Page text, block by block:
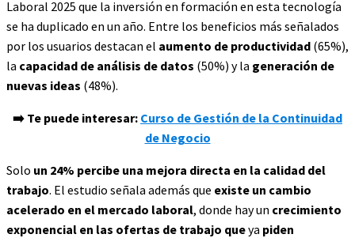
Laboral 2025 que la inversión en formación en esta tecnología
se ha duplicado en un año. Entre los beneficios más señalados
por los usuarios destacan el aumento de productividad (65%),
la capacidad de análisis de datos (50%) y la generación de
nuevas ideas (48%).
➡️ Te puede interesar: Curso de Gestión de la Continuidad
de Negocio
Solo un 24% percibe una mejora directa en la calidad del
trabajo. El estudio señala además que existe un cambio
acelerado en el mercado laboral, donde hay un crecimiento
exponencial en las ofertas de trabajo queya piden